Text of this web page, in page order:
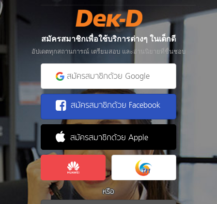
สมัครสมาชิกเพื่อใช้บริการต่างๆ ในเด็กดี
อัปเดตทุกสถานการณ์ เตรียมสอบ และอ่านนิยายที่ชื่นชอบ
สมัครสมาชิกด้วย Google
สมัครสมาชิกด้วย Facebook
สมัครสมาชิกด้วย Apple
หรือ